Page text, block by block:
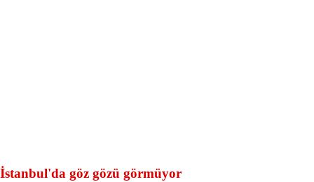
İstanbul'da göz gözü görmüyor